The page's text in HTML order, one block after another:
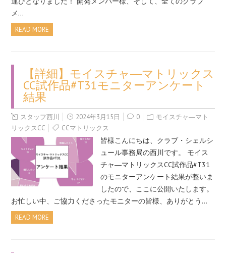
メ…
READ MORE
【詳細】モイスチャ―マトリックス
CC試作品#T31モニターアンケート
結果
スタッフ西川 2024年3月15日 0
モイスチャ―マト
リックスCC
CCマトリックス
皆様こんにちは、クラブ・シェルシ
ュール事務局の西川です。 モイス
チャ―マトリックスCC試作品#T31
のモニターアンケート結果が整いま
したので、ここに公開いたします。
お忙しい中、ご協力くださったモニターの皆様、ありがとう…
READ MORE